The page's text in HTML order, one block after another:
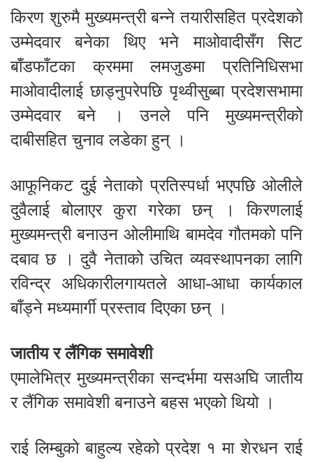
किरण शुरुमै मुख्यमन्त्री बन्ने तयारीसहित प्रदेशको
उम्मेदवार बनेका थिए भने माओवादीसँग सिट
बाँडफाँटका क्रममा लमजुङमा प्रतिनिधिसभा
माओवादीलाई छाड्नुपरेपछि पृथ्वीसुब्बा प्रदेशसभामा
उम्मेदवार बने । उनले पनि मुख्यमन्त्रीको
दाबीसहित चुनाव लडेका हुन् ।
आफूनिकट दुई नेताको प्रतिस्पर्धा भएपछि ओलीले
दुवैलाई बोलाएर कुरा गरेका छन् । किरणलाई
मुख्यमन्त्री बनाउन ओलीमाथि बामदेव गौतमको पनि
दबाव छ । दुवै नेताको उचित व्यवस्थापनका लागि
रविन्द्र अधिकारीलगायतले आधा-आधा कार्यकाल
बाँड्ने मध्यमार्गी प्रस्ताव दिएका छन् ।
जातीय र लैंगिक समावेशी
एमालेभित्र मुख्यमन्त्रीका सन्दर्भमा यसअघि जातीय
र लैंगिक समावेशी बनाउने बहस भएको थियो ।
राई लिम्बुको बाहुल्य रहेको प्रदेश १ मा शेरधन राई